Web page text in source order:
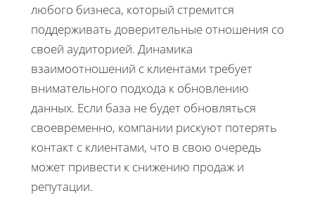
любого бизнеса, который стремится
поддерживать доверительные отношения со
своей аудиторией. Динамика
взаимоотношений с клиентами требует
внимательного подхода к обновлению
данных. Если база не будет обновляться
своевременно, компании рискуют потерять
контакт с клиентами, что в свою очередь
может привести к снижению продаж и
репутации.